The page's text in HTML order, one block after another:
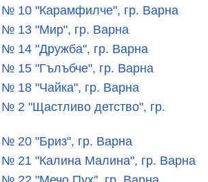
№ 10 "Карамфилче", гр. Варна
№ 13 "Мир", гр. Варна
№ 14 "Дружба", гр. Варна
№ 15 "Гълъбче", гр. Варна
№ 18 "Чайка", гр. Варна
№ 2 "Щастливо детство", гр.
№ 20 "Бриз", гр. Варна
№ 21 "Калина Малина", гр. Варна